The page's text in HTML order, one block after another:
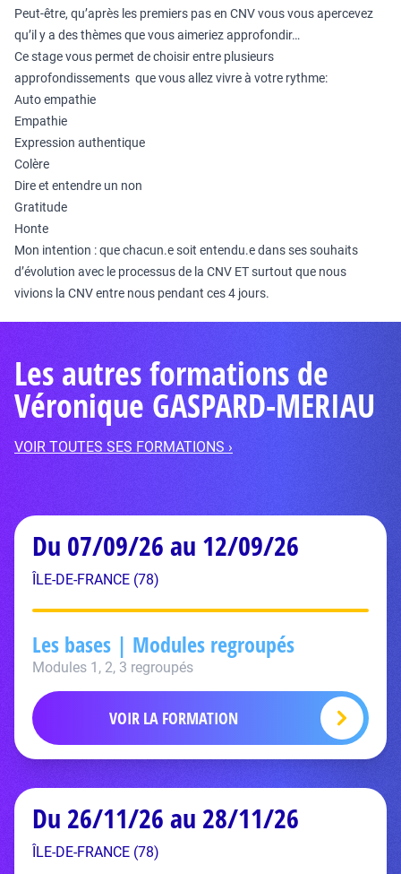
Peut-être, qu’après les premiers pas en CNV vous vous apercevez
qu’il y a des thèmes que vous aimeriez approfondir…
Ce stage vous permet de choisir entre plusieurs
approfondissements que vous allez vivre à votre rythme:
Auto empathie
Empathie
Expression authentique
Colère
Dire et entendre un non
Gratitude
Honte
Mon intention : que chacun.e soit entendu.e dans ses souhaits
d’évolution avec le processus de la CNV ET surtout que nous
vivions la CNV entre nous pendant ces 4 jours.
Les autres formations de
Véronique GASPARD-MERIAU
VOIR TOUTES SES FORMATIONS ›
Du 07/09/26 au 12/09/26
ÎLE-DE-FRANCE (78)
Les bases | Modules regroupés
Modules 1, 2, 3 regroupés
VOIR LA FORMATION
Du 26/11/26 au 28/11/26
ÎLE-DE-FRANCE (78)